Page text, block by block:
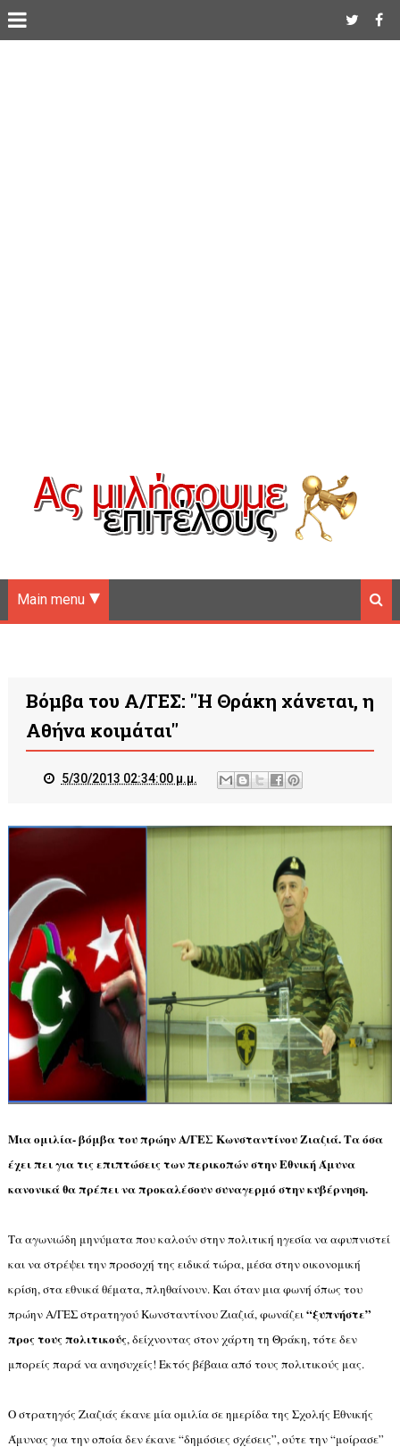
Main menu
Βόμβα του Α/ΓΕΣ: "Η Θράκη χάνεται, η
Αθήνα κοιμάται"
5/30/2013 02:34:00 μ.μ.
Μια ομιλία- βόμβα του πρώην Α/ΓΕΣ Κωνσταντίνου Ζιαζιά. Τα όσα
έχει πει για τις επιπτώσεις των περικοπών στην Εθνική Άμυνα
κανονικά θα πρέπει να προκαλέσουν συναγερμό στην κυβέρνηση.
Τα αγωνιώδη μηνύματα που καλούν στην πολιτική ηγεσία να αφυπνιστεί
και να στρέψει την προσοχή της ειδικά τώρα, μέσα στην οικονομική
κρίση, στα εθνικά θέματα, πληθαίνουν. Και όταν μια φωνή όπως του
πρώην Α/ΓΕΣ στρατηγού Κωνσταντίνου Ζιαζιά, φωνάζει“ξυπνήστε”
προς τους πολιτικούς, δείχνοντας στον χάρτη τη Θράκη, τότε δεν
μπορείς παρά να ανησυχείς! Εκτός βέβαια από τους πολιτικούς μας.
Ο στρατηγός Ζιαζιάς έκανε μία ομιλία σε ημερίδα της Σχολής Εθνικής
Άμυνας για την οποία δεν έκανε “δημόσιες σχέσεις”, ούτε την “μοίρασε”